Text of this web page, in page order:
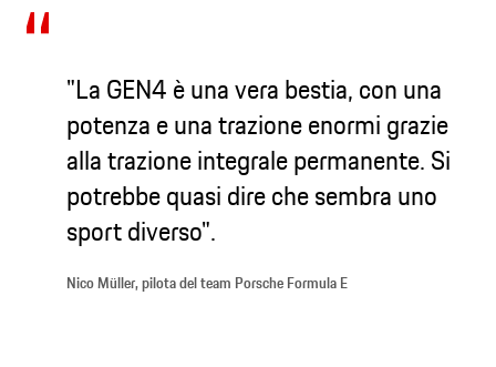
"La GEN4 è una vera bestia, con una
potenza e una trazione enormi grazie
alla trazione integrale permanente. Si
potrebbe quasi dire che sembra uno
sport diverso".
Nico Müller, pilota del team Porsche Formula E